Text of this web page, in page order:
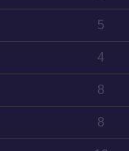
5
4
8
8